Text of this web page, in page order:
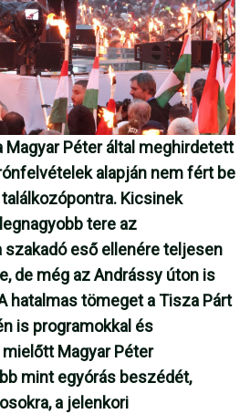
Magyar Péter által meghirdetett
alapján nem fért be
Kicsinek
tere az
eső ellenére teljesen
de még az Andrássy úton is
hatalmas tömeget a Tisza Párt
is programokkal és
Magyar Péter
mint egyórás beszédét,
a jelenkori